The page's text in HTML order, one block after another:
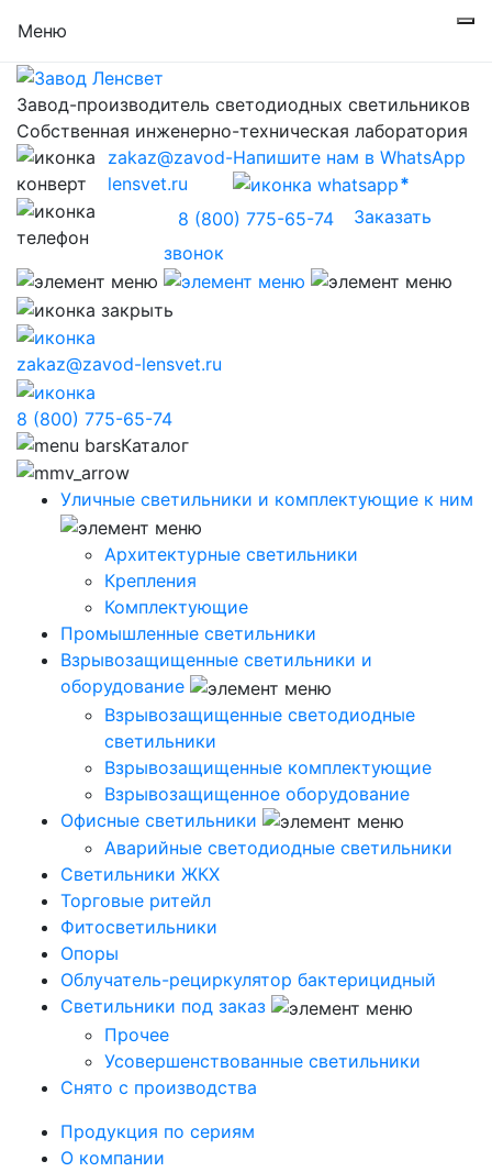
Меню
Завод-производитель светодиодных светильников
Собственная инженерно-техническая лаборатория
zakaz@zavod-
lensvet.ru
Напишите нам в WhatsApp
8 (800) 775-65-74
Заказать
звонок
zakaz@zavod-lensvet.ru
8 (800) 775-65-74
Каталог
Уличные светильники и комплектующие к ним
Архитектурные светильники
Крепления
Комплектующие
Промышленные светильники
Взрывозащищенные светильники и
оборудование
Взрывозащищенные светодиодные
светильники
Взрывозащищенные комплектующие
Взрывозащищенное оборудование
Офисные светильники
Аварийные светодиодные светильники
Светильники ЖКХ
Торговые ритейл
Фитосветильники
Опоры
Облучатель-рециркулятор бактерицидный
Светильники под заказ
Прочее
Усовершенствованные светильники
Снято с производства
Продукция по сериям
О компании